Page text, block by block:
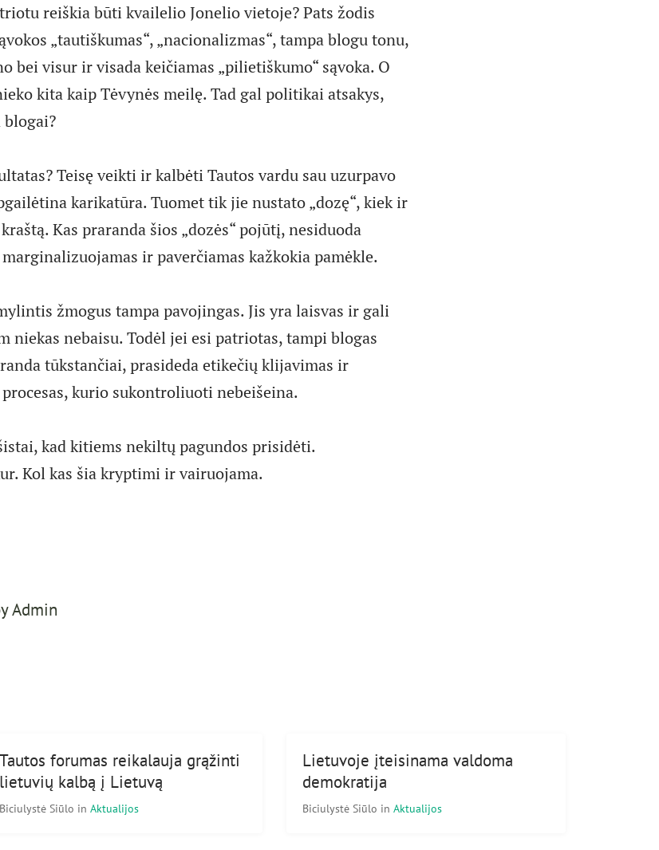
reiškia būti kvailelio Jonelio vietoje? Pats žodis
„tautiškumas“, „nacionalizmas“, tampa blogu tonu,
bei visur ir visada keičiamas „pilietiškumo“ sąvoka. O
kita kaip Tėvynės meilę. Tad gal politikai atsakys,
Teisę veikti ir kalbėti Tautos vardu sau uzurpavo
karikatūra. Tuomet tik jie nustato „dozę“, kiek ir
Kas praranda šios „dozės“ pojūtį, nesiduoda
ir paverčiamas kažkokia pamėkle.
žmogus tampa pavojingas. Jis yra laisvas ir gali
niekas nebaisu. Todėl jei esi patriotas, tampi blogas
tūkstančiai, prasideda etikečių klijavimas ir
kurio sukontroliuoti nebeišeina.
kad kitiems nekiltų pagundos prisidėti.
Kol kas šia kryptimi ir vairuojama.
Admin
Tautos forumas reikalauja grąžinti
lietuvių kalbą į Lietuvą
Biciulystė Siūlo in Aktualijos
Lietuvoje įteisinama valdoma
demokratija
Biciulystė Siūlo in Aktualijos